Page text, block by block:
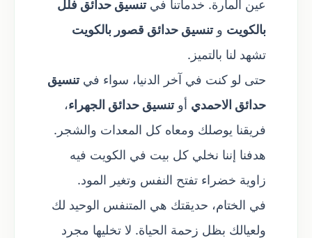
عين المارة. خدماتنا فيتنسيق حدائق فلل
بالكويت وتنسيق حدائق قصور بالكويت
تشهد لنا بالتميز.
حتى لو كنت في آخر الدنيا، سواء فيتنسيق
حدائق الاحمدي أوتنسيق حدائق الجهراء،
فريقنا يوصلك ومعاه كل المعدات والشجر.
هدفنا إننا نخلي كل بيت في الكويت فيه
زاوية خضراء تفتح النفس وتغير المود.
في الختام، حديقتك هي المتنفس الوحيد لك
ولعيالك بظل زحمة الحياة. لا تخليها مجرد